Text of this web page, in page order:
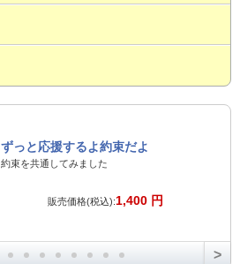
ずっと応援するよ約束だよ
約束を共通してみました
販売価格(税込):1,400 円
>